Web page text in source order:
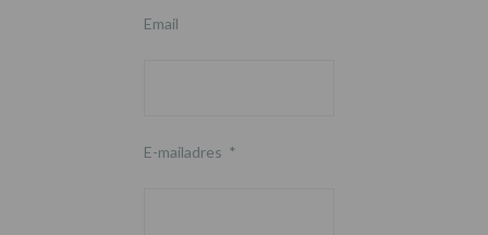
Email
E-mailadres *